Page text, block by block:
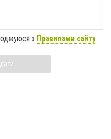
з Правилами сайту